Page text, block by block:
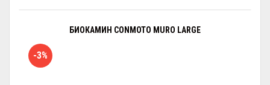
БИОКАМИН CONMOTO MURO LARGE
-3%